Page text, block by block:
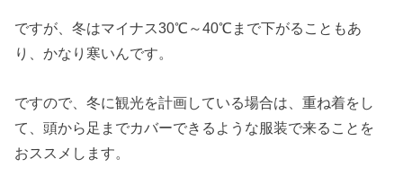
ですが、冬はマイナス30℃～40℃まで下がることもあ
り、かなり寒いんです。
ですので、冬に観光を計画している場合は、重ね着をし
て、頭から足までカバーできるような服装で来ることを
おススメします。